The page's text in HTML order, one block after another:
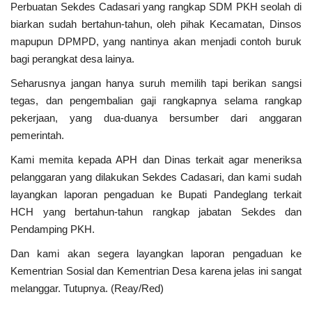
Pendidikan
Presiden dan Wakil Presiden RI
Peristiwa
Perbuatan Sekdes Cadasari yang rangkap SDM PKH seolah di
biarkan sudah bertahun-tahun, oleh pihak Kecamatan, Dinsos
mapupun DPMPD, yang nantinya akan menjadi contoh buruk
bagi perangkat desa lainya.
Seharusnya jangan hanya suruh memilih tapi berikan sangsi
tegas, dan pengembalian gaji rangkapnya selama rangkap
pekerjaan, yang dua-duanya bersumber dari anggaran
pemerintah.
Kami memita kepada APH dan Dinas terkait agar meneriksa
pelanggaran yang dilakukan Sekdes Cadasari, dan kami sudah
layangkan laporan pengaduan ke Bupati Pandeglang terkait
HCH yang bertahun-tahun rangkap jabatan Sekdes dan
Pendamping PKH.
Dan kami akan segera layangkan laporan pengaduan ke
Kementrian Sosial dan Kementrian Desa karena jelas ini sangat
melanggar. Tutupnya. (Reay/Red)